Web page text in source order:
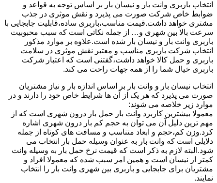
انتخاب باربری وانت بار و نیسان بار بر اساس توجه به قواعد و
ضوابط خاص شرکت صورت می پذیرد و نقش موثری در جذب
مشتری خواهد داشت.قیمت مناسب،باربری ساده،قابلیت جابجایی با
سرعت بالا بین شهری و… از جمله نکاتی است که سبب محبوبیت
باربری وانت بار و نیسان بار شده است.علاوه بر موارد مذکور
انتخاب شرکت باربری مناسب و معتبر نقش موثری در سلامت
باربری و حمل کالا خواهد داشت،گفتنی است که اعتبار شرکت
باربری خیال شما را از همه جهات راحت می کند.
انتخاب نیسان بار و وانت بار بر اساس اندازه بار و نیاز مشتریان
صورت می پذیرد که هر یک از آن ها شرایط خاص خود را دارند و در
موارد زیر خلاصه می شوند:
معمولا بیشترین کاربرد وانت بار حمل بار درون شهری است که از
مهم ترین دلیل آن می توان به حجم کم بار درون شهری اشاره
کرد.وزن کم،حجم و ابعاد متناسب و مسافت های کوتاه از جمله
دلایلی است که وانت بار به عنوان وسیله حمل بار انتخاب می
شود.البته لازم به ذکر است که قیمت نرخ حمل بار به وسیله وانت
کمتر از نیسان است و همین امر سبب شده که معمولا افراد و
مشتریان برای جابجایی و باربری بین شهری وانت بار را انتخاب
نمایند.